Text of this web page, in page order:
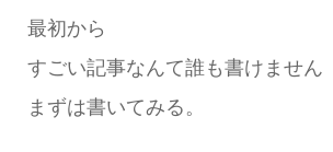
最初から
すごい記事なんて誰も書けません
まずは書いてみる。